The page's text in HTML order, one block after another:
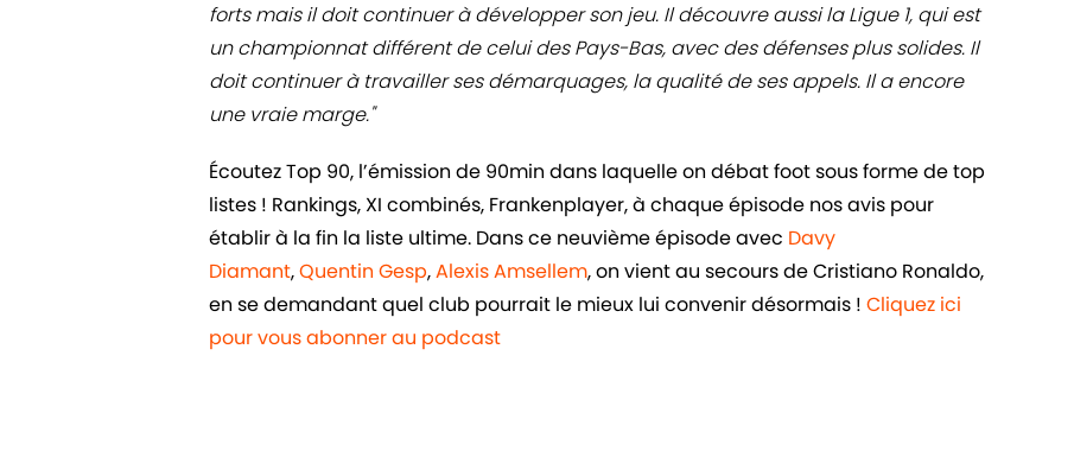
forts mais il doit continuer à développer son jeu. Il découvre aussi la Ligue 1, qui est
un championnat différent de celui des Pays-Bas, avec des défenses plus solides. Il
doit continuer à travailler ses démarquages, la qualité de ses appels. Il a encore
une vraie marge."
Écoutez Top 90, l’émission de 90min dans laquelle on débat foot sous forme de top
listes ! Rankings, XI combinés, Frankenplayer, à chaque épisode nos avis pour
établir à la fin la liste ultime. Dans ce neuvième épisode avec Davy
Diamant,Quentin Gesp,Alexis Amsellem, on vient au secours de Cristiano Ronaldo,
en se demandant quel club pourrait le mieux lui convenir désormais ! Cliquez ici
pour vous abonner au podcast